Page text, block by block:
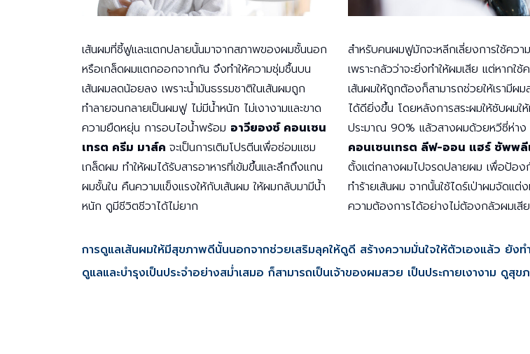
เส้นผมที่ชี้ฟูและแตกปลายนั้นมาจากสภาพของผมชั้นนอก
หรือเกล็ดผมแตกออกจากกัน จึงทำให้ความชุ่มชื้นบน
เส้นผมลดน้อยลง เพราะน้ำมันธรรมชาติในเส้นผมถูก
ทำลายจนกลายเป็นผมฟู ไม่มีน้ำหนัก ไม่เงางามและขาด
ความยืดหยุ่น การอบไอน้ำพร้อม อาวียองซ์ คอนเซน
เทรต ครีม มาส์ค จะเป็นการเติมโปรตีนเพื่อซ่อมแซม
เกล็ดผม ทำให้ผมได้รับสารอาหารที่เข้มขึ้นและลึกถึงแกน
ผมชั้นใน คืนความแข็งแรงให้กับเส้นผม ให้ผมกลับมามีน้ำ
หนัก ดูมีชีวิตชีวาได้ไม่ยาก
สำหรับคนผมฟูมักจะหลีกเลี่ยงการใช้ควา
เพราะกลัวว่าจะยิ่งทำให้ผมเสีย แต่หากใ
เส้นผมให้ถูกต้องก็สามารถช่วยให้เรามีผ
ได้ดียิ่งขึ้น โดยหลังการสระผมให้ซับผมใ
ประมาณ 90% แล้วสางผมด้วยหวีซี่ห่าง
คอนเซนเทรต ลีฟ-ออน แฮร์ ซัพพลี
ตั้งแต่กลางผมไปจรดปลายผม เพื่อป้อง
ทำร้ายเส้นผม จากนั้นใช้ไดร์เป่าผมจัดแต่
ความต้องการได้อย่างไม่ต้องกลัวผมเสีย
การดูแลเส้นผมให้มีสุขภาพดีนั้นนอกจากช่วยเสริมลุคให้ดูดี สร้างความมั่นใจให้ตัวเองแล้ว ยัง
ดูแลและบำรุงเป็นประจำอย่างสม่ำเสมอ ก็สามารถเป็นเจ้าของผมสวย เป็นประกายเงางาม ดูสุ